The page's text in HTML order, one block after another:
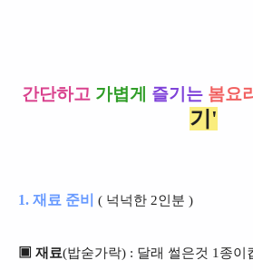
간단하고 가볍게 즐기는 봄요
기'
1. 재료 준비 ( 넉넉한 2인분 )
▣ 재료(밥숟가락) : 달래 썰은것 1종이